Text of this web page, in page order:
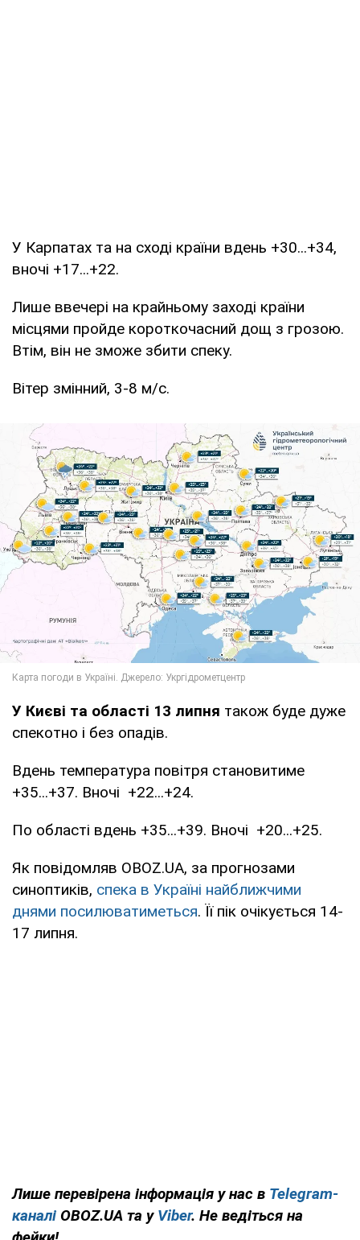
У Карпатах та на сході країни вдень +30...+34,
вночі +17...+22.
Лише ввечері на крайньому заході країни
місцями пройде короткочасний дощ з грозою.
Втім, він не зможе збити спеку.
Вітер змінний, 3-8 м/с.
У Києві та області 13 липня також буде дуже
спекотно і без опадів.
Вдень температура повітря становитиме
+35...+37. Вночі +22...+24.
По області вдень +35...+39. Вночі +20...+25.
Як повідомляв OBOZ.UA, за прогнозами
синоптиків, спека в Україні найближчими
днями посилюватиметься. Її пік очікується 14-
17 липня.
Лише перевірена інформація у нас в Telegram-
каналі OBOZ.UA та у Viber. Не ведіться на